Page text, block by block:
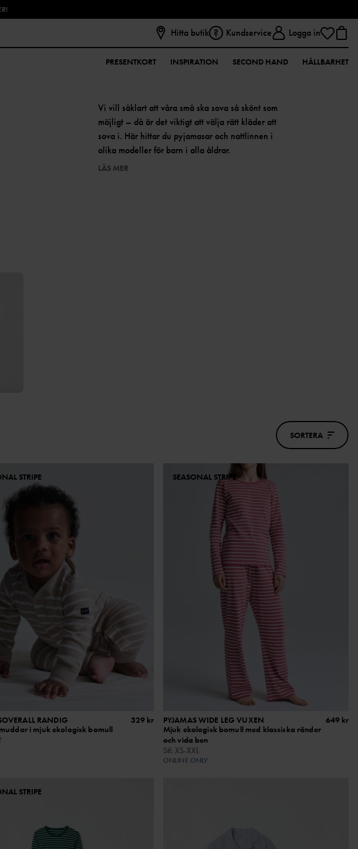
Hitta butik Kundservice Logga in
PRESENTKORT INSPIRATION SECOND HAND HÅLLBARHET
Vi vill såklart att våra små ska sova så skönt som
möjligt – då är det viktigt att välja rätt kläder att
sova i. Här hittar du pyjamasar och nattlinnen i
olika modeller för barn i alla åldrar.
LÄS MER
SORTERA
STRIPE
RANDIG
i mjuk ekologisk bomull
329 kr
SEASONAL STRIPE
PYJAMAS WIDE LEG VUXEN
Mjuk ekologisk bomull med klassiska ränder
och vida ben
Stl: XS-XXL
ONLINE ONLY
649 kr
STRIPE